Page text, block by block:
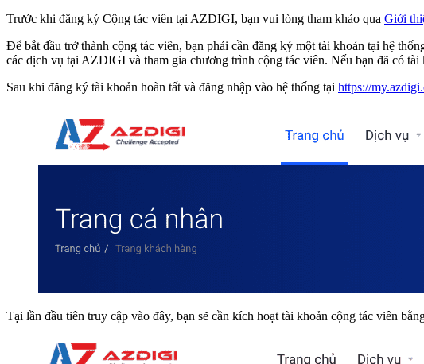
Trước khi đăng ký Cộng tác viên tại AZDIGI, bạn vui lòng tham khảo qua Giới
Để bắt đầu trở thành cộng tác viên, bạn phải cần đăng ký một tài khoản tại hệ
các dịch vụ tại AZDIGI và tham gia chương trình cộng tác viên. Nếu bạn đã có
Sau khi đăng ký tài khoản hoàn tất và đăng nhập vào hệ thống tại https://
Tại lần đầu tiên truy cập vào đây, bạn sẽ cần kích hoạt tài khoản cộng tác viên